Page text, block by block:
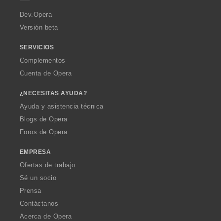
a
Dev.Opera
Versión beta
SERVICIOS
Complementos
Cuenta de Opera
¿NECESITAS AYUDA?
Ayuda y asistencia técnica
Blogs de Opera
Foros de Opera
EMPRESA
Ofertas de trabajo
Sé un socio
Prensa
Contáctanos
Acerca de Opera